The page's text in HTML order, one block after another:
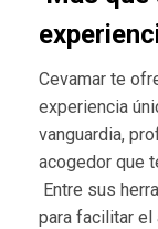
Cevamar te
experiencia
vanguardia,
acogedor que
Entre sus
para facilitar